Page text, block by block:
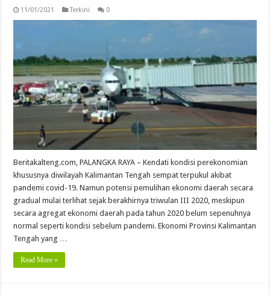
11/01/2021 Terkini 0
Beritakalteng.com, PALANGKA RAYA – Kendati kondisi perekonomian
khususnya diwilayah Kalimantan Tengah sempat terpukul akibat
pandemi covid-19. Namun potensi pemulihan ekonomi daerah secara
gradual mulai terlihat sejak berakhirnya triwulan III 2020, meskipun
secara agregat ekonomi daerah pada tahun 2020 belum sepenuhnya
normal seperti kondisi sebelum pandemi. Ekonomi Provinsi Kalimantan
Tengah yang …
Read More »